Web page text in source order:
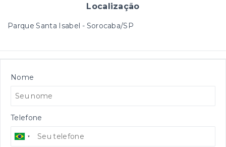
Localização
Parque Santa Isabel - Sorocaba/SP
Nome
Telefone